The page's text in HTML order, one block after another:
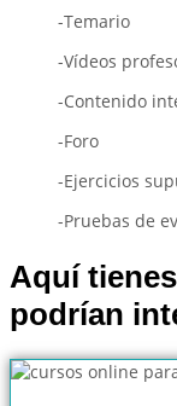
-Temario
-Vídeos
-Contenido
-Foro
-Ejercicios
-Pruebas de
Aquí
podrían